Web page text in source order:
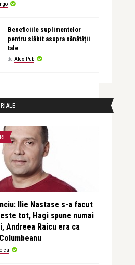
Beneficiile suplimentelor
pentru slăbit asupra sănătății
tale
de Alex Pub
Ilie Nastase s-a facut
tot, Hagi spune numai
Andreea Raicu era ca